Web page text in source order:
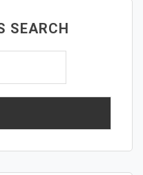
SEARCH